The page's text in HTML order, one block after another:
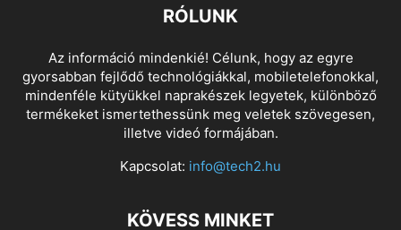
RÓLUNK
Az információ mindenkié! Célunk, hogy az egyre
gyorsabban fejlődő technológiákkal, mobiletelefonokkal,
mindenféle kütyükkel naprakészek legyetek, különböző
termékeket ismertethessünk meg veletek szövegesen,
illetve videó formájában.
Kapcsolat: info@tech2.hu
KÖVESS MINKET